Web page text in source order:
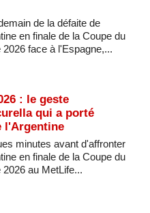
de la défaite de
en finale de la Coupe du
2026 face à l'Espagne,...
: le geste
qui a porté
l'Argentine
minutes avant d'affronter
en finale de la Coupe du
2026 au MetLife...